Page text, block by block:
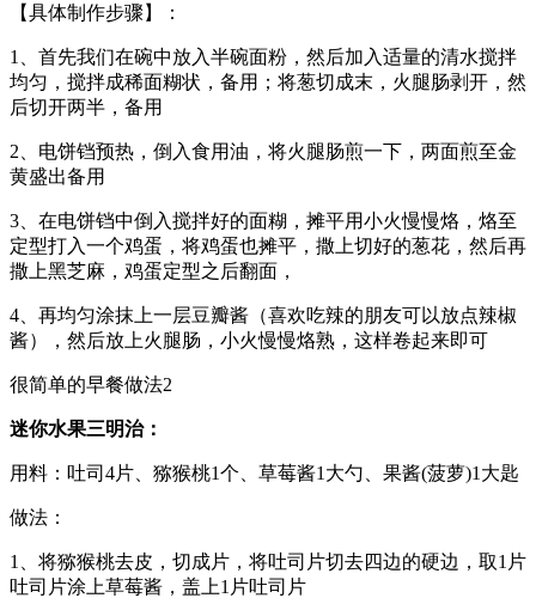
【具体制作步骤】：
1、首先我们在碗中放入半碗面粉，然后加入适量的清水搅拌
均匀，搅拌成稀面糊状，备用；将葱切成末，火腿肠剥开，然
后切开两半，备用
2、电饼铛预热，倒入食用油，将火腿肠煎一下，两面煎至金
黄盛出备用
3、在电饼铛中倒入搅拌好的面糊，摊平用小火慢慢烙，烙至
定型打入一个鸡蛋，将鸡蛋也摊平，撒上切好的葱花，然后再
撒上黑芝麻，鸡蛋定型之后翻面，
4、再均匀涂抹上一层豆瓣酱（喜欢吃辣的朋友可以放点辣椒
酱），然后放上火腿肠，小火慢慢烙熟，这样卷起来即可
很简单的早餐做法2
迷你水果三明治：
用料：吐司4片、猕猴桃1个、草莓酱1大勺、果酱(菠萝)1大匙
做法：
1、将猕猴桃去皮，切成片，将吐司片切去四边的硬边，取1片
吐司片涂上草莓酱，盖上1片吐司片